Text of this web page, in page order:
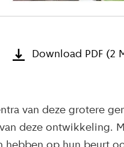
Download PDF (2
van deze grotere
deze ontwikkeling.